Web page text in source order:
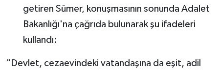
getiren Sümer, konuşmasının sonunda Adalet
Bakanlığı'na çağrıda bulunarak şu ifadeleri
kullandı:
"Devlet, cezaevindeki vatandaşına da eşit, adil